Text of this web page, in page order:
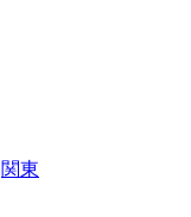
関東